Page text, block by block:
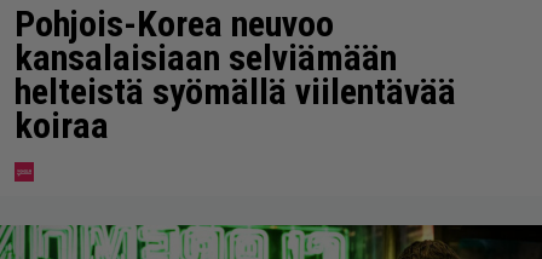
Pohjois-Korea neuvoo
kansalaisiaan selviämään
helteistä syömällä viilentävää
koiraa